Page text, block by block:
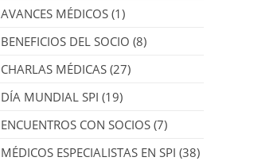
AVANCES MÉDICOS (1)
BENEFICIOS DEL SOCIO (8)
CHARLAS MÉDICAS (27)
DÍA MUNDIAL SPI (19)
ENCUENTROS CON SOCIOS (7)
MÉDICOS ESPECIALISTAS EN SPI (38)